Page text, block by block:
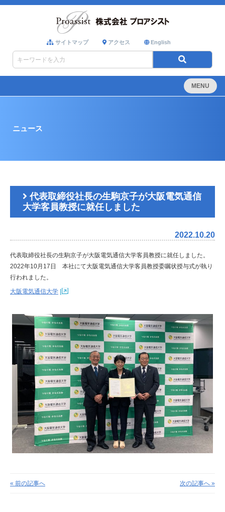
サイトマップ アクセス English
MENU
ニュース
代表取締役社長の生駒京子が大阪電気通信
大学客員教授に就任しました
2022.10.20
代表取締役社長の生駒京子が大阪電気通信大学客員教授に就任しました。
2022年10月17日 本社にて大阪電気通信大学客員教授委嘱状授与式が執り
行われました。
大阪電気通信大学
« 前の記事へ 次の記事へ »